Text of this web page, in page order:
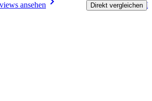
ansehen Direkt vergleichen